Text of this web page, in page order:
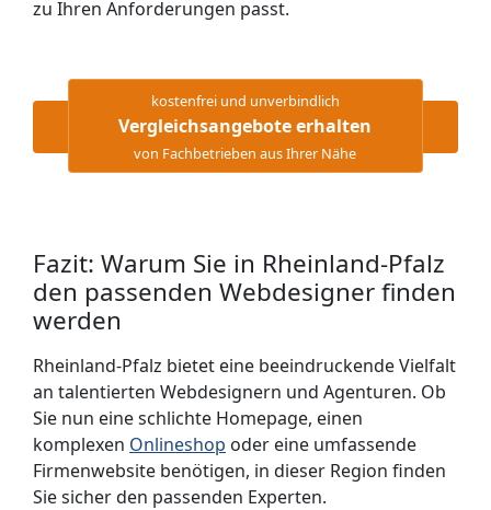
zu Ihren Anforderungen passt.
kostenfrei und unverbindlich
Vergleichsangebote erhalten
von Fachbetrieben aus Ihrer Nähe
Fazit: Warum Sie in Rheinland-Pfalz
den passenden Webdesigner finden
werden
Rheinland-Pfalz bietet eine beeindruckende Vielfalt
an talentierten Webdesignern und Agenturen. Ob
Sie nun eine schlichte Homepage, einen
komplexen Onlineshop oder eine umfassende
Firmenwebsite benötigen, in dieser Region finden
Sie sicher den passenden Experten.